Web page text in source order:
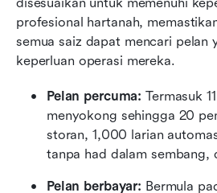
profesional hartanah,
semua saiz dapat mencari pelan
keperluan operasi mereka.
Pelan percuma: Termasuk
menyokong sehingga 20
storan, 1,000 larian
tanpa had dalam sembang,
Pelan berbayar: Bermula